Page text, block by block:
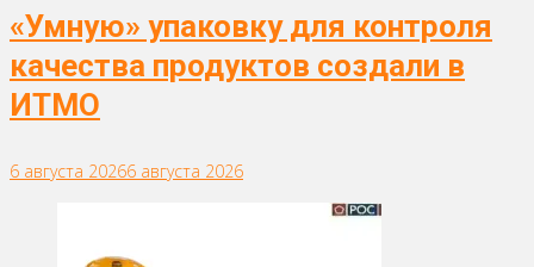
«Умную» упаковку для контроля
качества продуктов создали в
ИТМО
6 августа 20266 августа 2026